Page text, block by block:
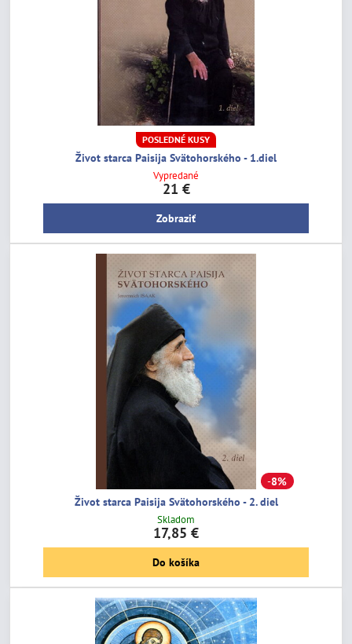
POSLEDNÉ KUSY
Život starca Paisija Svätohorského - 1.diel
Vypredané
21 €
Zobraziť
8%
Život starca Paisija Svätohorského - 2. diel
Skladom
17,85 €
Do košíka